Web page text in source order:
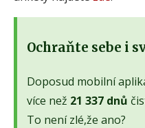
Ochraňte sebe i
Doposud mobilní
více než 21 337 dnů
To není zlé,že ano?